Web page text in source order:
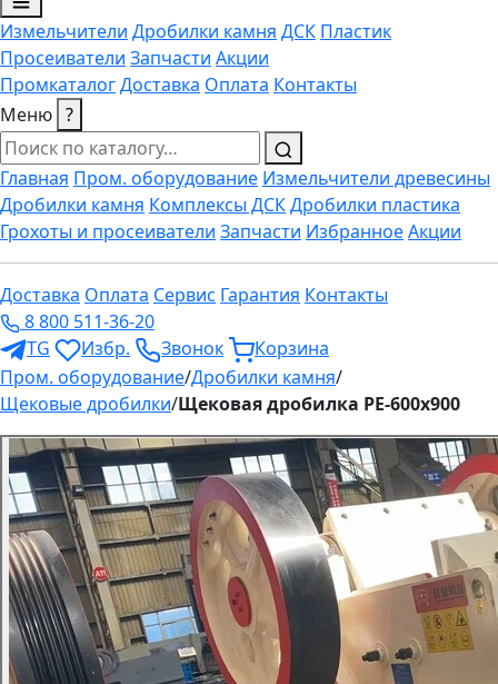
Измельчители Дробилки камня ДСК Пластик
Просеиватели Запчасти Акции
ПромкаталогДоставка Оплата Контакты
Меню ?
Главная Пром. оборудование Измельчители древесины
Дробилки камня Комплексы ДСКДробилки пластика
Грохоты и просеиватели Запчасти ИзбранноеАкции
Доставка Оплата Сервис Гарантия Контакты
8 800 511-36-20
TG
Избр. Звонок
Корзина
Пром. оборудование/Дробилки камня/
Щековые дробилки/Щековая дробилка PE-600x900